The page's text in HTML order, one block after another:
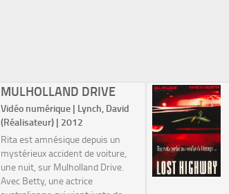
MULHOLLAND DRIVE
Vidéo numérique | Lynch, David
(Réalisateur) | 2012
Rita est amnésique depuis un
mystérieux accident de voiture,
une nuit, sur Mulholland Drive.
Avec Betty, une actrice